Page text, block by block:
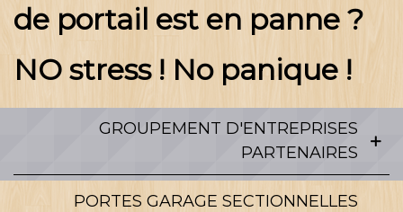
de portail est en panne ?
NO stress ! No panique !
GROUPEMENT D'ENTREPRISES
PARTENAIRES
PORTES GARAGE SECTIONNELLES